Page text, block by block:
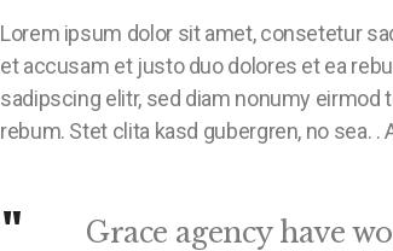
Lorem ipsum dolor sit amet, consetetur
et accusam et justo duo dolores et ea
sadipscing elitr, sed diam nonumy eirmod
rebum. Stet clita kasd gubergren, no sea.
Grace agency have